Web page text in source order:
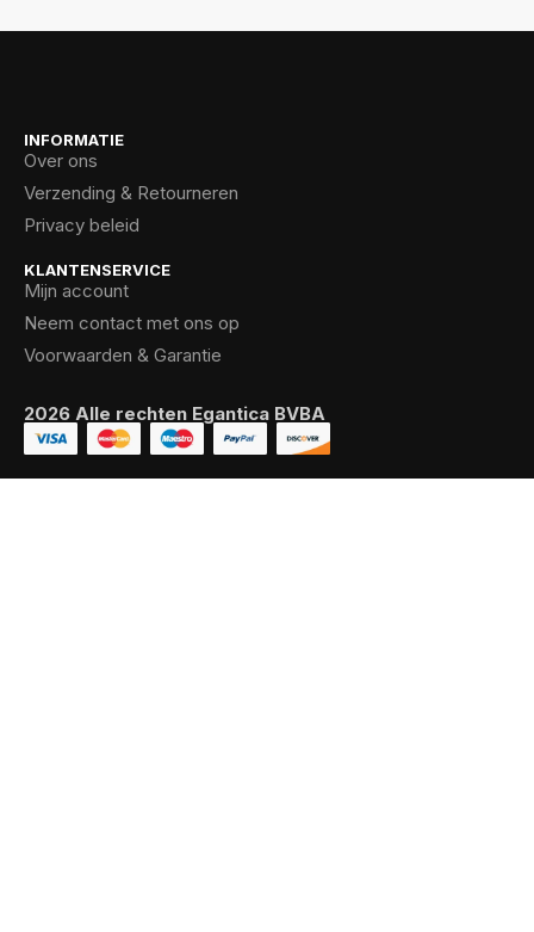
INFORMATIE
Over ons
Verzending & Retourneren
Privacy beleid
KLANTENSERVICE
Mijn account
Neem contact met ons op
Voorwaarden & Garantie
2026 Alle rechten Egantica BVBA